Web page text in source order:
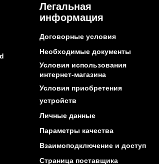
Легальная
информация
Договорные условия
Необходимые документы
Условия использования
интернет-магазина
Условия приобретения
устройств
Личные данные
Параметры качества
Взаимоподключение и доступ
Страница поставщика